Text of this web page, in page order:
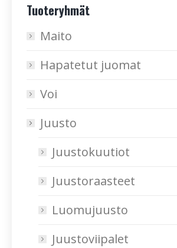
Tuoteryhmät
Maito
Hapatetut juomat
Voi
Juusto
Juustokuutiot
Juustoraasteet
Luomujuusto
Juustoviipalet